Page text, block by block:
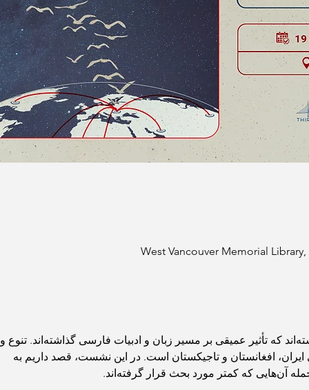
West Vancouver Memorial Library,
در طول تاریخ، کانون‌های متعددی از شعر فارسی وجود داشته‌اند که تأثیر عمیقی بر مسیر زبان و ادبیات فارسی گذاشته‌اند. تنوع و
از مرزهای امروزی ایران، افغانستان و تاجیکستان است. در این نشست، قصد داریم به
گرفته‌اند.